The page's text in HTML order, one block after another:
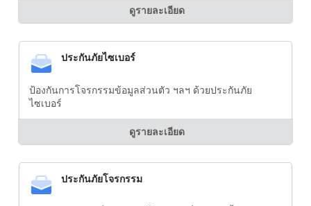
ดูรายละเอียด
ประกันภัยไซเบอร์
ป้องกันการโจรกรรมข้อมูลส่วนตัว ฯลฯ ด้วยประกันภัย
ไซเบอร์
ดูรายละเอียด
ประกันภัยโจรกรรม